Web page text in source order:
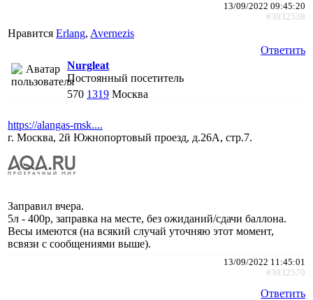
13/09/2022 09:45:20
#3032538
Нравится Erlang, Avernezis
Ответить
Nurgleat
Постоянный посетитель
570 1319 Москва
https://alangas-msk....
г. Москва, 2й Южнопортовый проезд, д.26А, стр.7.
Заправил вчера.
5л - 400р, заправка на месте, без ожиданий/сдачи баллона.
Весы имеются (на всякий случай уточняю этот момент,
всвязи с сообщениями выше).
13/09/2022 11:45:01
#3032570
Ответить